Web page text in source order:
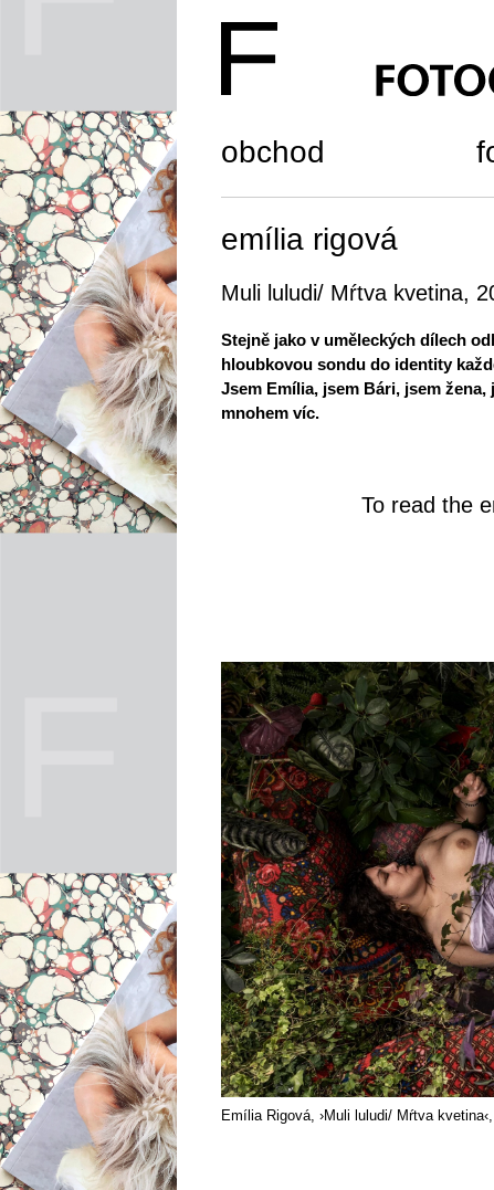
obchod
emília rigová
Muli luludi/ Mŕtva kvetina,
Stejně jako v uměleckých dílech
hloubkovou sondu do identity
Jsem Emília, jsem Bári, jsem
mnohem víc.
To read the
Emília Rigová, ›Muli luludi/ Mŕtva